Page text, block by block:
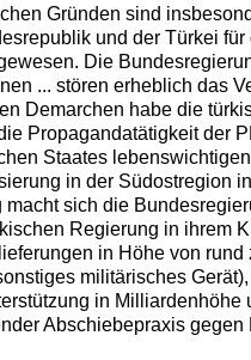
Gründen sind
und der Türkei
Die
... stören erheblich das
Demarchen habe die
Propagandatätigkeit der
Staates
in der Südostregion
sich die
Regierung in ihrem
in Höhe von
militärisches
in Milliardenhöhe
Abschiebepraxis